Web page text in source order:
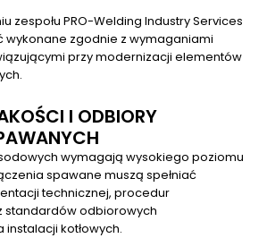
zespołu PRO-Welding Industry Services
wykonane zgodnie z wymaganiami
przy modernizacji elementów
I ODBIORY
wymagają wysokiego poziomu
spawane muszą spełniać
technicznej, procedur
standardów odbiorowych
kotłowych.